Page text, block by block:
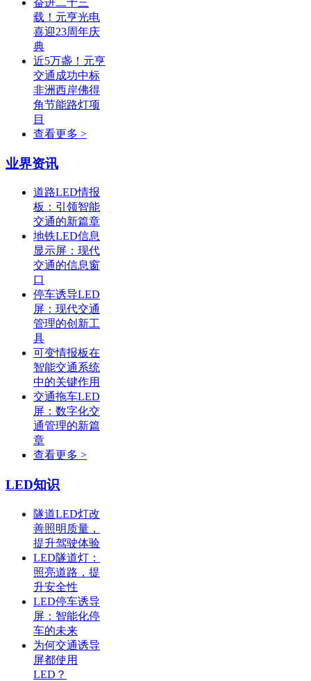
奋进二十三
载！元亨光电
喜迎23周年庆
典
近5万盏！元亨
交通成功中标
非洲西岸佛得
角节能路灯项
目
查看更多 >
业界资讯
道路LED情报
板：引领智能
交通的新篇章
地铁LED信息
显示屏：现代
交通的信息窗
口
停车诱导LED
屏：现代交通
管理的创新工
具
可变情报板在
智能交通系统
中的关键作用
交通拖车LED
屏：数字化交
通管理的新篇
章
查看更多 >
LED知识
隧道LED灯改
善照明质量，
提升驾驶体验
LED隧道灯：
照亮道路，提
升安全性
LED停车诱导
屏：智能化停
车的未来
为何交通诱导
屏都使用
LED？